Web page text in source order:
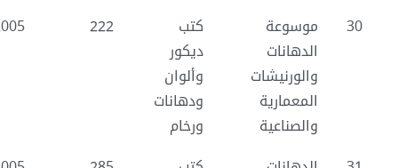
30
موسوعة
الدهانات
والورنيشات
المعمارية
والصناعية
كتب
ديكور
وألوان
ودهانات
ورخام
222